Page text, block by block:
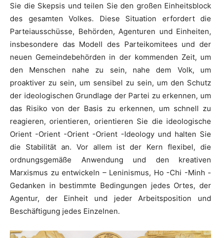
Sie die Skepsis und teilen Sie den großen Einheitsblock
des gesamten Volkes. Diese Situation erfordert die
Parteiausschüsse, Behörden, Agenturen und Einheiten,
insbesondere das Modell des Parteikomitees und der
neuen Gemeindebehörden in der kommenden Zeit, um
den Menschen nahe zu sein, nahe dem Volk, um
proaktiver zu sein, um sensibel zu sein, um den Schutz
der ideologischen Grundlage der Partei zu erkennen, um
das Risiko von der Basis zu erkennen, um schnell zu
reagieren, orientieren, orientieren Sie die ideologische
Orient -Orient -Orient -Orient -Ideology und halten Sie
die Stabilität an. Vor allem ist der Kern flexibel, die
ordnungsgemäße Anwendung und den kreativen
Marxismus zu entwickeln – Leninismus, Ho -Chi -Minh -
Gedanken in bestimmte Bedingungen jedes Ortes, der
Agentur, der Einheit und jeder Arbeitsposition und
Beschäftigung jedes Einzelnen.